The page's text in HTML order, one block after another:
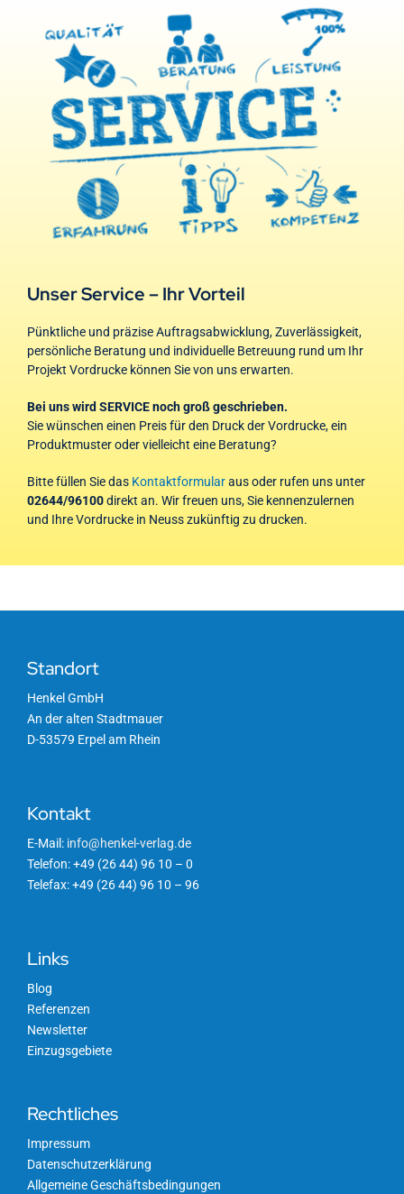
Unser Service – Ihr Vorteil
Pünktliche und präzise Auftragsabwicklung, Zuverlässigkeit,
persönliche Beratung und individuelle Betreuung rund um Ihr
Projekt Vordrucke können Sie von uns erwarten.
Bei uns wird SERVICE noch groß geschrieben.
Sie wünschen einen Preis für den Druck der Vordrucke, ein
Produktmuster oder vielleicht eine Beratung?
Bitte füllen Sie das Kontaktformularaus oder rufen uns unter
02644/96100direkt an. Wir freuen uns, Sie kennenzulernen
und Ihre Vordrucke in Neuss zukünftig zu drucken.
Standort
Henkel GmbH
An der alten Stadtmauer
D-53579 Erpel am Rhein
Kontakt
E-Mail: info@henkel-verlag.de
Telefon: +49 (26 44) 96 10 – 0
Telefax: +49 (26 44) 96 10 – 96
Links
Blog
Referenzen
Newsletter
Einzugsgebiete
Rechtliches
Impressum
Datenschutzerklärung
Allgemeine Geschäftsbedingungen